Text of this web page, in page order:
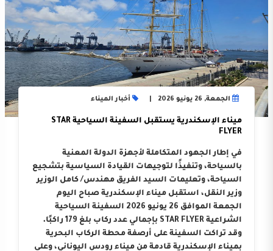
الجمعة, 26 يونيو 2026 أخبار الميناء
ميناء الإسكندرية يستقبل السفينة السياحية STAR
FLYER
في إطار الجهود المتكاملة لأجهزة الدولة المعنية
بالسياحة، وتنفيذًا لتوجيهات القيادة السياسية بتشجيع
السياحة، وتعليمات السيد الفريق مهندس/ كامل الوزير
وزير النقل، استقبل ميناء الإسكندرية صباح اليوم
الجمعة الموافق 26 يونيو 2026 السفينة السياحية
الشراعية STAR FLYER بإجمالي عدد ركاب بلغ 179 راكبًا.
وقد تراكت السفينة على أرصفة محطة الركاب البحرية
بميناء الإسكندرية قادمة من ميناء رودس اليوناني، وعلى